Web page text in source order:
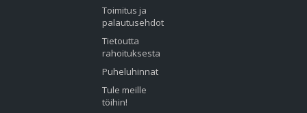
Toimitus ja
palautusehdot
Tietoutta
rahoituksesta
Puheluhinnat
Tule meille
töihin!